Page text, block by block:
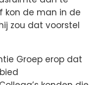
kon de man in de
zou dat voorstel
Groep erop dat